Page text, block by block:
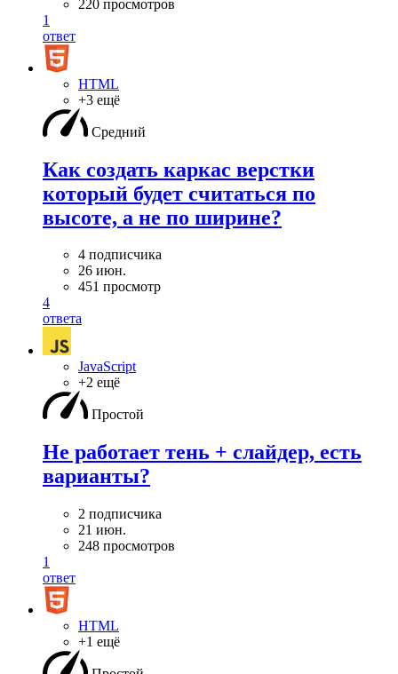
220 просмотров
1
ответ
HTML
+3 ещё
Средний
Как создать каркас верстки
который будет считаться по
высоте, а не по ширине?
4 подписчика
26 июн.
451 просмотр
4
ответа
JavaScript
+2 ещё
Простой
Не работает тень + слайдер, есть
варианты?
2 подписчика
21 июн.
248 просмотров
1
ответ
HTML
+1 ещё